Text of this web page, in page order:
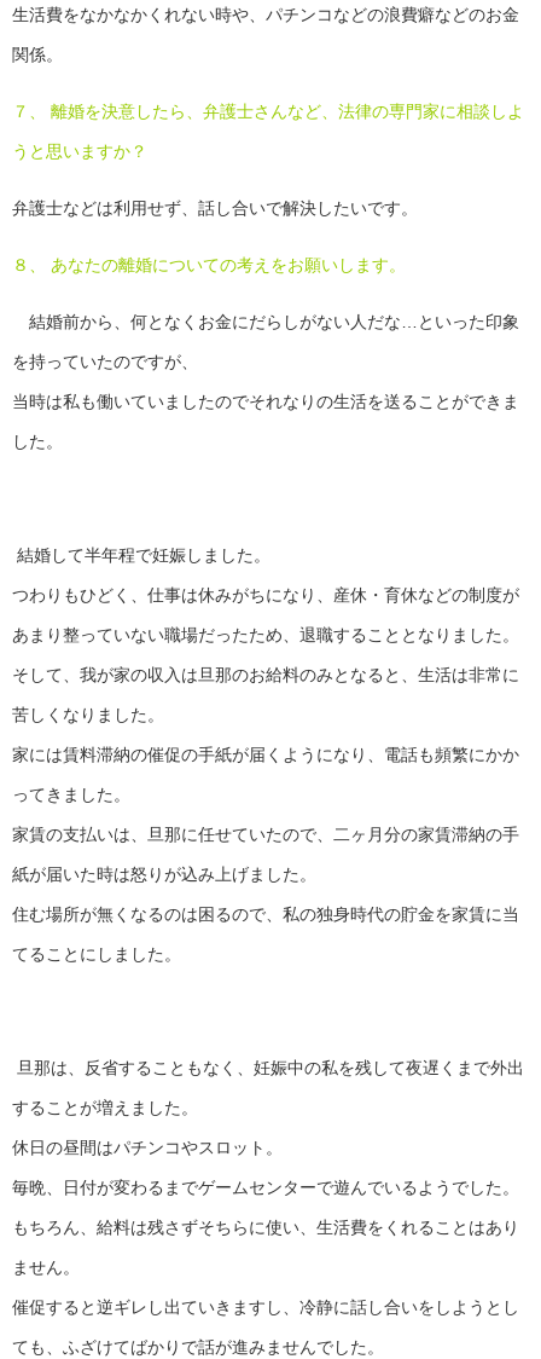
生活費をなかなかくれない時や、パチンコなどの浪費癖などのお金
関係。
７、 離婚を決意したら、弁護士さんなど、法律の専門家に相談しよ
うと思いますか？
弁護士などは利用せず、話し合いで解決したいです。
８、 あなたの離婚についての考えをお願いします。
結婚前から、何となくお金にだらしがない人だな…といった印象
を持っていたのですが、
当時は私も働いていましたのでそれなりの生活を送ることができま
した。
結婚して半年程で妊娠しました。
つわりもひどく、仕事は休みがちになり、産休・育休などの制度が
あまり整っていない職場だったため、退職することとなりました。
そして、我が家の収入は旦那のお給料のみとなると、生活は非常に
苦しくなりました。
家には賃料滞納の催促の手紙が届くようになり、電話も頻繁にかか
ってきました。
家賃の支払いは、旦那に任せていたので、二ヶ月分の家賃滞納の手
紙が届いた時は怒りが込み上げました。
住む場所が無くなるのは困るので、私の独身時代の貯金を家賃に当
てることにしました。
旦那は、反省することもなく、妊娠中の私を残して夜遅くまで外出
することが増えました。
休日の昼間はパチンコやスロット。
毎晩、日付が変わるまでゲームセンターで遊んでいるようでした。
もちろん、給料は残さずそちらに使い、生活費をくれることはあり
ません。
催促すると逆ギレし出ていきますし、冷静に話し合いをしようとし
ても、ふざけてばかりで話が進みませんでした。